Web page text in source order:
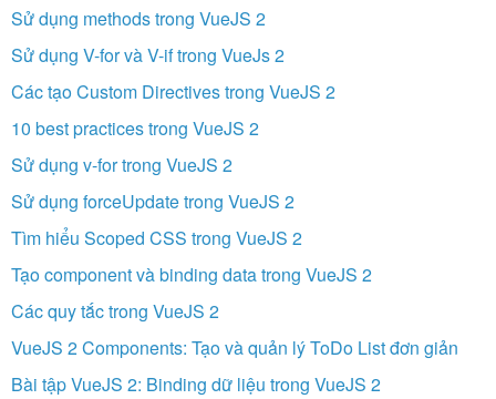
Sử dụng methods trong VueJS 2
Sử dụng V-for và V-if trong VueJs 2
Các tạo Custom Directives trong VueJS 2
10 best practices trong VueJS 2
Sử dụng v-for trong VueJS 2
Sử dụng forceUpdate trong VueJS 2
Tìm hiểu Scoped CSS trong VueJS 2
Tạo component và binding data trong VueJS 2
Các quy tắc trong VueJS 2
VueJS 2 Components: Tạo và quản lý ToDo List đơn giản
Bài tập VueJS 2: Binding dữ liệu trong VueJS 2